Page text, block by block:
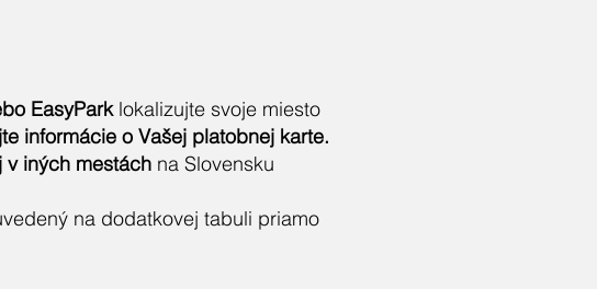
EasyParklokalizujte svoje miesto
informácie o Vašej platobnej karte.
iných mestách na Slovensku
na dodatkovej tabuli priamo